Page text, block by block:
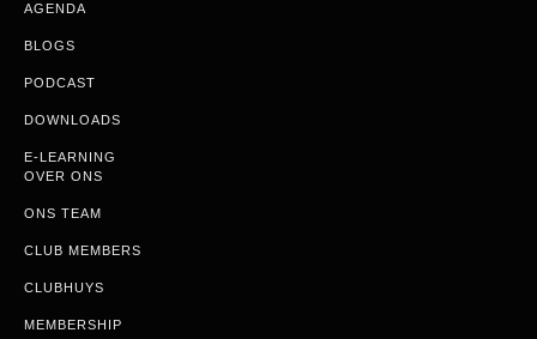
AGENDA
BLOGS
PODCAST
DOWNLOADS
E-LEARNING
OVER ONS
ONS TEAM
CLUB MEMBERS
CLUBHUYS
MEMBERSHIP